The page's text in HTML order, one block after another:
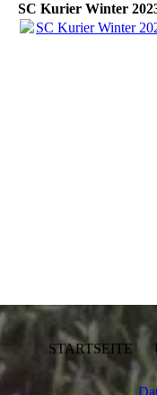
SC Kurier Winter
SC Kurier Winter
STARTSEITE